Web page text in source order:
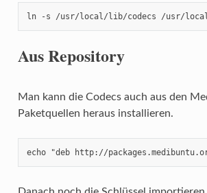
ln -s /usr/local/lib/codecs /usr/
Aus Repository
Man kann die Codecs auch aus den
Paketquellen heraus installieren.
echo "deb http://